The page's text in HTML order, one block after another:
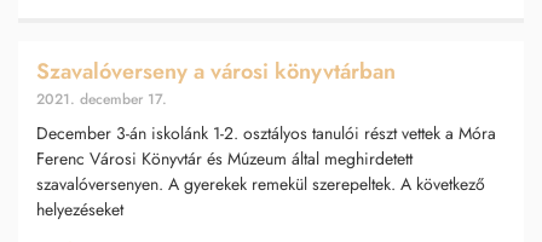
Szavalóverseny a városi könyvtárban
2021. december 17.
December 3-án iskolánk 1-2. osztályos tanulói részt vettek a Móra
Ferenc Városi Könyvtár és Múzeum által meghirdetett
szavalóversenyen. A gyerekek remekül szerepeltek. A következő
helyezéseket